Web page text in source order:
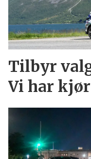
Tilbyr
Vi har